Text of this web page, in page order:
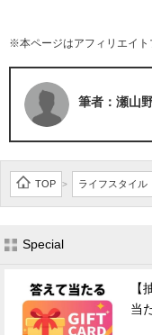
※本ページはアフィリエイ
筆者：瀬山
TOP > ライフスタイル
Special
【
当